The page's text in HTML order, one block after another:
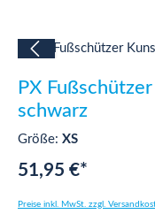
Bildergalerie
PX
schwarz
Größe: XS
51,95 €*
Preise inkl. MwSt. zzgl.